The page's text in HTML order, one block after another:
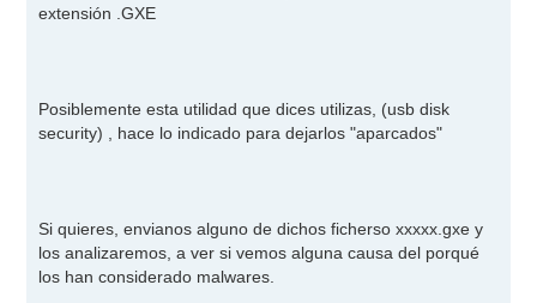
extensión .GXE
Posiblemente esta utilidad que dices utilizas, (usb disk
security) , hace lo indicado para dejarlos "aparcados"
Si quieres, envianos alguno de dichos ficherso xxxxx.gxe y
los analizaremos, a ver si vemos alguna causa del porqué
los han considerado malwares.